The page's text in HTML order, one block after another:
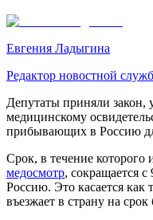
Евгения Ладыгина
Редактор новостной
Депутаты приняли
медицинскому
прибывающих в Россию
Срок, в течение
медосмотр, сокращается
Россию. Это касается как
въезжает в страну на